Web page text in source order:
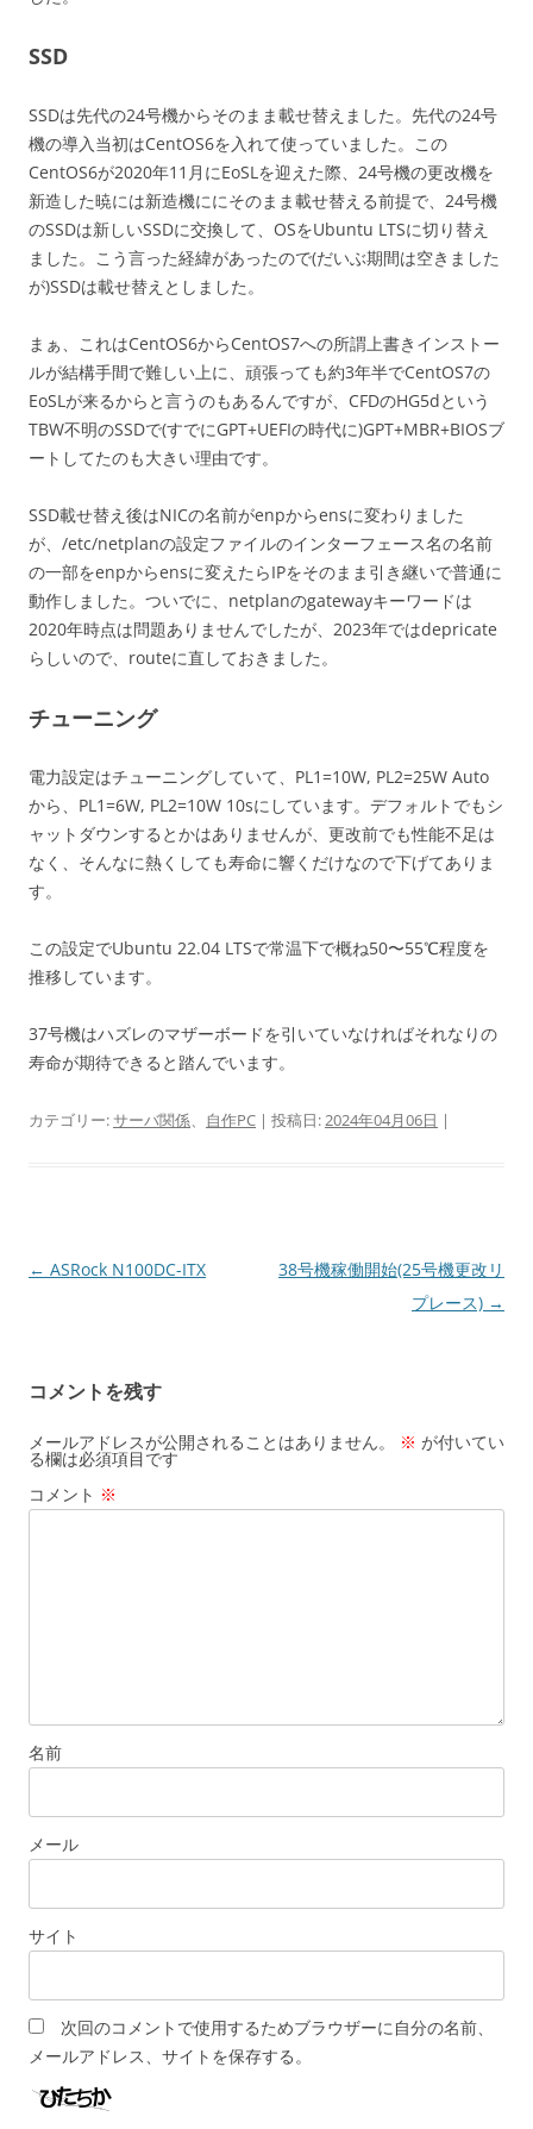
SSD
SSDは先代の24号機からそのまま載せ替えました。先代の24号
機の導入当初はCentOS6を入れて使っていました。この
CentOS6が2020年11月にEoSLを迎えた際、24号機の更改機を
新造した暁には新造機ににそのまま載せ替える前提で、24号機
のSSDは新しいSSDに交換して、OSをUbuntu LTSに切り替え
ました。こう言った経緯があったので(だいぶ期間は空きました
が)SSDは載せ替えとしました。
まぁ、これはCentOS6からCentOS7への所謂上書きインストー
ルが結構手間で難しい上に、頑張っても約3年半でCentOS7の
EoSLが来るからと言うのもあるんですが、CFDのHG5dという
TBW不明のSSDで(すでにGPT+UEFIの時代に)GPT+MBR+BIOSブ
ートしてたのも大きい理由です。
SSD載せ替え後はNICの名前がenpからensに変わりました
が、/etc/netplanの設定ファイルのインターフェース名の名前
の一部をenpからensに変えたらIPをそのまま引き継いで普通に
動作しました。ついでに、netplanのgatewayキーワードは
2020年時点は問題ありませんでしたが、2023年ではdepricate
らしいので、routeに直しておきました。
チューニング
電力設定はチューニングしていて、PL1=10W, PL2=25W Auto
から、PL1=6W, PL2=10W 10sにしています。デフォルトでもシ
ャットダウンするとかはありませんが、更改前でも性能不足は
なく、そんなに熱くしても寿命に響くだけなので下げてありま
す。
この設定でUbuntu 22.04 LTSで常温下で概ね50〜55℃程度を
推移しています。
37号機はハズレのマザーボードを引いていなければそれなりの
寿命が期待できると踏んでいます。
カテゴリー:サーバ関係、 自作PC | 投稿日:2024年04月06日 |
投
ゲ
ー
シ
ョ
← ASRock N100DC-ITX
38号機稼働開始(25号機更改リ
プレース) →
コメントを残す
メールアドレスが公開されることはありません。 ※ が付いてい
る欄は必須項目です
コメント ※
名前
メール
サイト
次回のコメントで使用するためブラウザーに自分の名前、
メールアドレス、サイトを保存する。